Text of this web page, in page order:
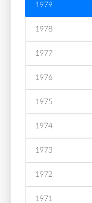
1979
1978
1977
1976
1975
1974
1973
1972
1971